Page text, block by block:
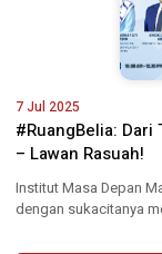
7 Jul 2025
#RuangBelia: Dari
– Lawan Rasuah!
Institut Masa Depan
dengan sukacitanya